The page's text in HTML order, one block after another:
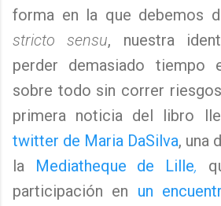
forma en la que debemos
stricto sensu, nuestra
perder demasiado tiempo
sobre todo sin correr
primera noticia del libro
twitter de Maria DaSilva, una
la Mediatheque de Lille,
participación en un